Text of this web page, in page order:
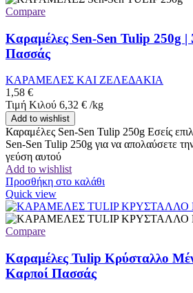
Compare
Καραμέλες Sen-Sen Tulip 250g |
Πασσάς
ΚΑΡΑΜΕΛΕΣ ΚΑΙ ΖΕΛΕΔΑΚΙΑ
1,58 €
Τιμή Κιλού 6,32 € /kg
Add to wishlist
Καραμέλες Sen-Sen Tulip 250g Εσείς
Sen-Sen Tulip 250g για να απολαύσετε
γεύση αυτού
Add to wishlist
Προσθήκη στο καλάθι
Quick view
Compare
Καραμέλες Tulip Κρύσταλλο
Καρποί Πασσάς